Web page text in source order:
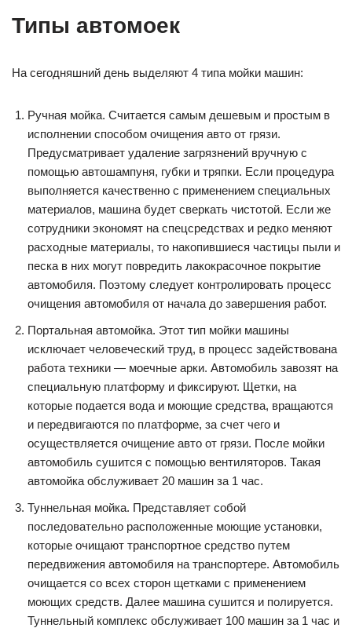
Типы автомоек
На сегодняшний день выделяют 4 типа мойки машин:
Ручная мойка. Считается самым дешевым и простым в
исполнении способом очищения авто от грязи.
Предусматривает удаление загрязнений вручную с
помощью автошампуня, губки и тряпки. Если процедура
выполняется качественно с применением специальных
материалов, машина будет сверкать чистотой. Если же
сотрудники экономят на спецсредствах и редко меняют
расходные материалы, то накопившиеся частицы пыли и
песка в них могут повредить лакокрасочное покрытие
автомобиля. Поэтому следует контролировать процесс
очищения автомобиля от начала до завершения работ.
Портальная автомойка. Этот тип мойки машины
исключает человеческий труд, в процесс задействована
работа техники — моечные арки. Автомобиль завозят на
специальную платформу и фиксируют. Щетки, на
которые подается вода и моющие средства, вращаются
и передвигаются по платформе, за счет чего и
осуществляется очищение авто от грязи. После мойки
автомобиль сушится с помощью вентиляторов. Такая
автомойка обслуживает 20 машин за 1 час.
Туннельная мойка. Представляет собой
последовательно расположенные моющие установки,
которые очищают транспортное средство путем
передвижения автомобиля на транспортере. Автомобиль
очищается со всех сторон щетками с применением
моющих средств. Далее машина сушится и полируется.
Туннельный комплекс обслуживает 100 машин за 1 час и